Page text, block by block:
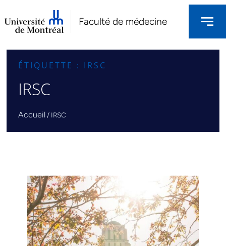
Faculté de médecine
ÉTIQUETTE : IRSC
IRSC
Accueil / IRSC